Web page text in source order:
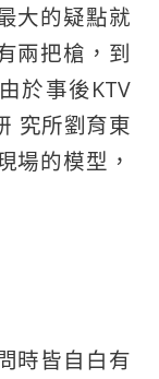
大的疑點就
兩把槍，到
於事後KTV
究所劉育東
場的模型，
時皆自白有